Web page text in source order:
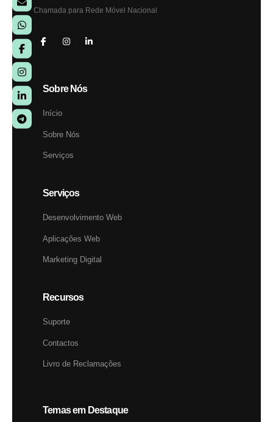
Chamada para Rede Móvel Nacional
Sobre Nós
Início
Sobre Nós
Serviços
Serviços
Desenvolvimento Web
Aplicações Web
Marketing Digital
Recursos
Suporte
Contactos
Livro de Reclamações
Temas em Destaque